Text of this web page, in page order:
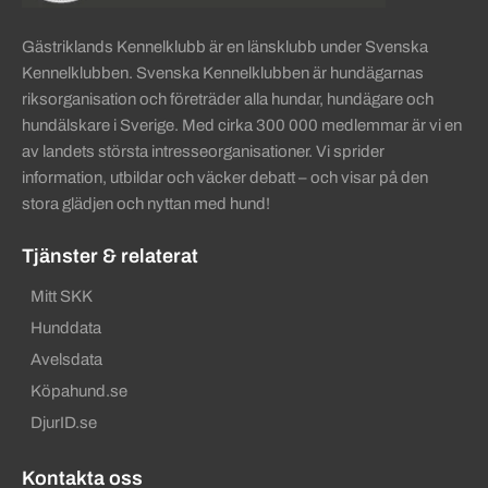
Gästriklands Kennelklubb är en länsklubb under Svenska
Kennelklubben. Svenska Kennelklubben är hundägarnas
riksorganisation och företräder alla hundar, hundägare och
hundälskare i Sverige. Med cirka 300 000 medlemmar är vi en
av landets största intresseorganisationer. Vi sprider
information, utbildar och väcker debatt – och visar på den
stora glädjen och nyttan med hund!
Tjänster & relaterat
Mitt SKK
Hunddata
Avelsdata
Köpahund.se
DjurID.se
Kontakta oss